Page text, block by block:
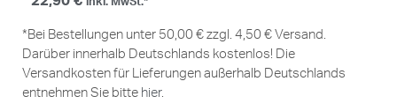
*Bei Bestellungen unter 50,00 € zzgl. 4,50 € Versand.
Darüber innerhalb Deutschlands kostenlos! Die
Versandkosten für Lieferungen außerhalb Deutschlands
entnehmen Sie bitte hier.